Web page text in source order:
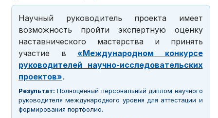
Научный руководитель проекта имеет
возможность пройти экспертную оценку
наставнического мастерства и принять
участие в «Международном конкурсе
руководителей научно-исследовательских
проектов».
Результат: Полноценный персональный диплом научного
руководителя международного уровня для аттестации и
формирования портфолио.